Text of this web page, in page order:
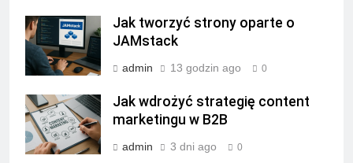
Jak tworzyć strony oparte o
JAMstack
admin 13 godzin ago 0
Jak wdrożyć strategię content
marketingu w B2B
admin 3 dni ago 0